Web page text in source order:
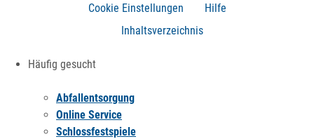
Cookie Einstellungen
Hilfe
Inhaltsverzeichnis
Häufig gesucht
Abfallentsorgung
Online Service
Schlossfestspiele